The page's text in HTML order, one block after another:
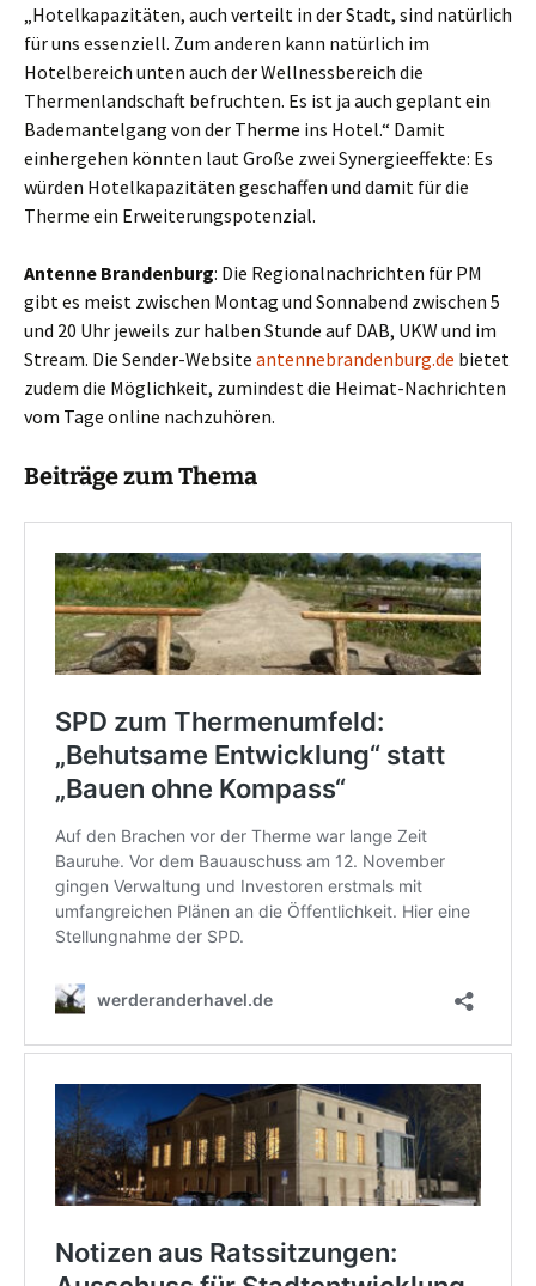
„Hotelkapazitäten, auch verteilt in der Stadt, sind natürlich
für uns essenziell. Zum anderen kann natürlich im
Hotelbereich unten auch der Wellnessbereich die
Thermenlandschaft befruchten. Es ist ja auch geplant ein
Bademantelgang von der Therme ins Hotel.“ Damit
einhergehen könnten laut Große zwei Synergieeffekte: Es
würden Hotelkapazitäten geschaffen und damit für die
Therme ein Erweiterungspotenzial.
Antenne Brandenburg: Die Regionalnachrichten für PM
gibt es meist zwischen Montag und Sonnabend zwischen 5
und 20 Uhr jeweils zur halben Stunde auf DAB, UKW und im
Stream. Die Sender-Website antennebrandenburg.de bietet
zudem die Möglichkeit, zumindest die Heimat-Nachrichten
vom Tage online nachzuhören.
Beiträge zum Thema